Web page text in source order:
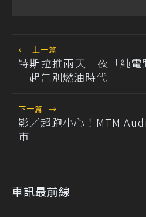
← 上一篇
特斯拉推兩天一夜「純
一起告別燃油時代
下一篇 →
影／超跑小心！MTM
市
車訊最前線